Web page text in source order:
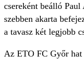
csereként beálló
szebben akarta
a tavasz két legjobb
Az ETO FC Győr hat